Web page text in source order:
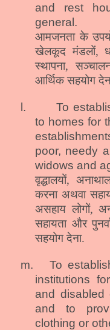
and rest
general.
आमजनता के
खेलकूद मंडलों,
स्थापना,
आर्थिक सहयोग
l.
To
to homes for
poor, needy
widows and
वृद्धालयों,
करना अथवा
असहाय लोगों,
सहायता और
सहयोग देना.
m.
To
institutions
and disabled
and to
clothing or